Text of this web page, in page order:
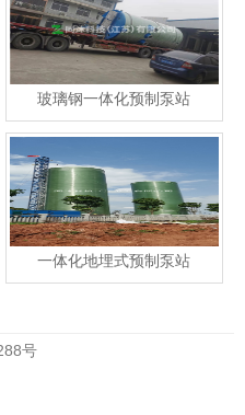
玻璃钢一体化预制泵站
一体化地埋式预制泵站
号